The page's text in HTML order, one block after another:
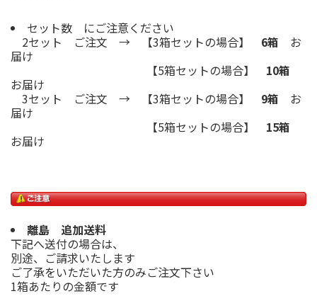
セット数 にご注意ください
2セット ご注文 → 【3箱セットの場合】 6箱 お
届け
【5箱セットの場合】 10箱
お届け
3セット ご注文 → 【3箱セットの場合】 9箱 お
届け
【5箱セットの場合】 15箱
お届け
離島 追加送料
下記へ送付の場合は、
別途、ご請求いたします
ご了承をいただいた方のみご注文下さい
1箱あたりの金額です